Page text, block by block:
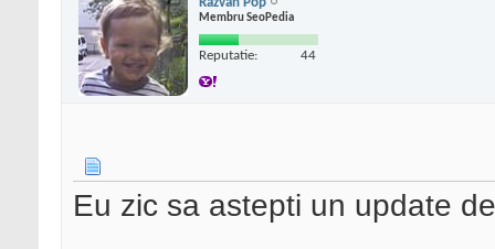
Membru SeoPedia
Reputatie: 44
Eu zic sa astepti un update